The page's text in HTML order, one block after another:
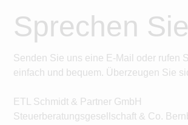
Sprechen
Senden Sie uns eine E-Mail oder rufen
einfach und bequem. Überzeugen Sie
ETL Schmidt & Partner GmbH
Steuerberatungsgesellschaft & Co.